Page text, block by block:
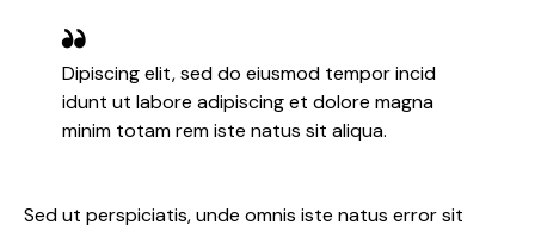
Dipiscing elit, sed do eiusmod tempor incid
idunt ut labore adipiscing et dolore magna
minim totam rem iste natus sit aliqua.
Sed ut perspiciatis, unde omnis iste natus error sit